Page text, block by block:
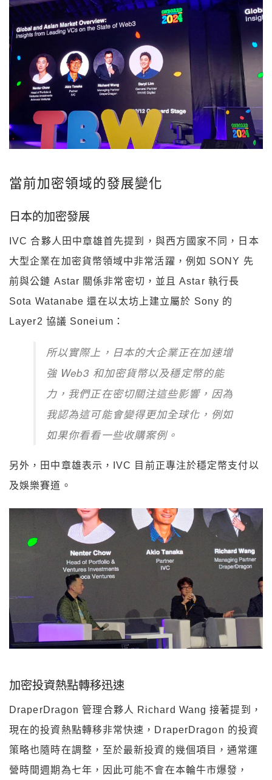
當前加密領域的發展變化
日本的加密發展
IVC 合夥人田中章雄首先提到，與西方國家不同，日本
大型企業在加密貨幣領域中非常活躍，例如 SONY 先
前與公鏈 Astar 關係非常密切，並且 Astar 執行長
Sota Watanabe 還在以太坊上建立屬於 Sony 的
Layer2 協議 Soneium：
所以實際上，日本的大企業正在加速增
強 Web3 和加密貨幣以及穩定幣的能
力，我們正在密切關注這些影響，因為
我認為這可能會變得更加全球化，例如
如果你看看一些收購案例。
另外，田中章雄表示，IVC 目前正專注於穩定幣支付以
及娛樂賽道。
加密投資熱點轉移迅速
DraperDragon 管理合夥人 Richard Wang 接著提到，
現在的投資熱點轉移非常快速，DraperDragon 的投資
策略也隨時在調整，至於最新投資的幾個項目，通常運
營時間週期為七年，因此可能不會在本輪牛市爆發，